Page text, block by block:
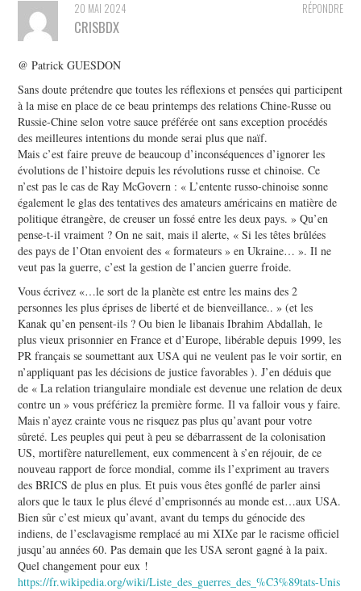
RÉPONDRE
20 MAI 2024
CRISBDX
@ Patrick GUESDON
Sans doute prétendre que toutes les réflexions et pensées qui participent
à la mise en place de ce beau printemps des relations Chine-Russe ou
Russie-Chine selon votre sauce préférée ont sans exception procédés
des meilleures intentions du monde serai plus que naïf.
Mais c’est faire preuve de beaucoup d’inconséquences d’ignorer les
évolutions de l’histoire depuis les révolutions russe et chinoise. Ce
n’est pas le cas de Ray McGovern : « L’entente russo-chinoise sonne
également le glas des tentatives des amateurs américains en matière de
politique étrangère, de creuser un fossé entre les deux pays. » Qu’en
pense-t-il vraiment ? On ne sait, mais il alerte, « Si les têtes brûlées
des pays de l’Otan envoient des « formateurs » en Ukraine… ». Il ne
veut pas la guerre, c’est la gestion de l’ancien guerre froide.
Vous écrivez «…le sort de la planète est entre les mains des 2
personnes les plus éprises de liberté et de bienveillance.. » (et les
Kanak qu’en pensent-ils ? Ou bien le libanais Ibrahim Abdallah, le
plus vieux prisonnier en France et d’Europe, libérable depuis 1999, les
PR français se soumettant aux USA qui ne veulent pas le voir sortir, en
n’appliquant pas les décisions de justice favorables ). J’en déduis que
de « La relation triangulaire mondiale est devenue une relation de deux
contre un » vous préfériez la première forme. Il va falloir vous y faire.
Mais n’ayez crainte vous ne risquez pas plus qu’avant pour votre
sûreté. Les peuples qui peut à peu se débarrassent de la colonisation
US, mortifère naturellement, eux commencent à s’en réjouir, de ce
nouveau rapport de force mondial, comme ils l’expriment au travers
des BRICS de plus en plus. Et puis vous êtes gonflé de parler ainsi
alors que le taux le plus élevé d’emprisonnés au monde est…aux USA.
Bien sûr c’est mieux qu’avant, avant du temps du génocide des
indiens, de l’esclavagisme remplacé au mi XIXe par le racisme officiel
jusqu’au années 60. Pas demain que les USA seront gagné à la paix.
Quel changement pour eux !
https://fr.wikipedia.org/wiki/Liste_des_guerres_des_%C3%89tats-Unis